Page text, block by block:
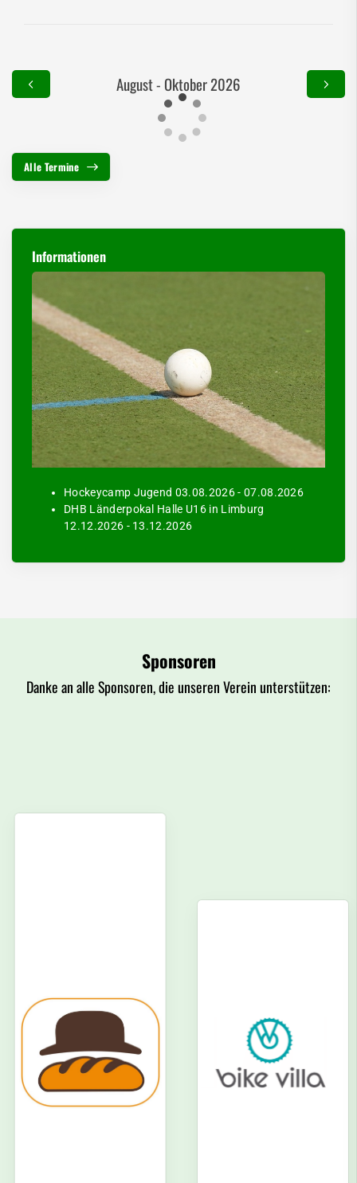
August - Oktober 2026
Alle Termine
Informationen
Hockeycamp Jugend 03.08.2026 - 07.08.2026
DHB Länderpokal Halle U16 in Limburg
12.12.2026 - 13.12.2026
Sponsoren
Danke an alle Sponsoren, die unseren Verein unterstützen: